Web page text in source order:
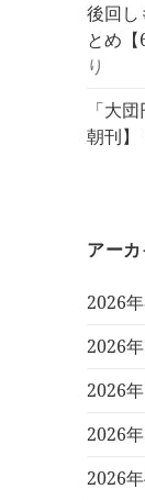
後回
とめ【
り
「大
朝刊】
アー
2026
2026
2026
2026
2026